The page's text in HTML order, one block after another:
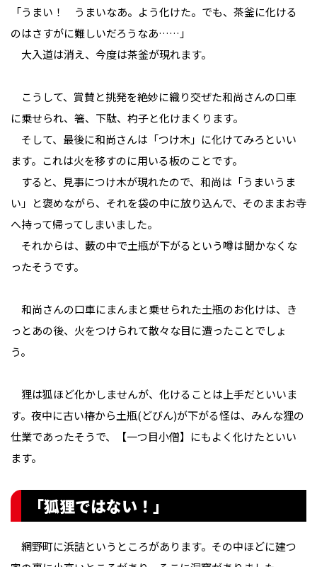
「うまい！ うまいなあ。よう化けた。でも、茶釜に化ける
のはさすがに難しいだろうなあ……」
大入道は消え、今度は茶釜が現れます。
こうして、賞賛と挑発を絶妙に織り交ぜた和尚さんの口車
に乗せられ、箸、下駄、杓子と化けまくります。
そして、最後に和尚さんは「つけ木」に化けてみろといい
ます。これは火を移すのに用いる板のことです。
すると、見事につけ木が現れたので、和尚は「うまいうま
い」と褒めながら、それを袋の中に放り込んで、そのままお寺
へ持って帰ってしまいました。
それからは、藪の中で土瓶が下がるという噂は聞かなくな
ったそうです。
和尚さんの口車にまんまと乗せられた土瓶のお化けは、き
っとあの後、火をつけられて散々な目に遭ったことでしょ
う。
狸は狐ほど化かしませんが、化けることは上手だといいま
す。夜中に古い椿から土瓶(どびん)が下がる怪は、みんな狸の
仕業であったそうで、【一つ目小僧】にもよく化けたといい
ます。
「狐狸ではない！」
網野町に浜詰というところがあります。その中ほどに建つ